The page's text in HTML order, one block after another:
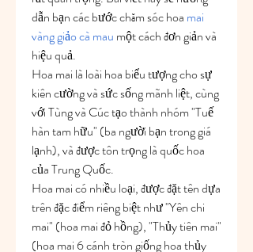
dẫn bạn các bước chăm sóc hoa mai
vàng giảo cà mau một cách đơn giản và
hiệu quả.
Hoa mai là loài hoa biểu tượng cho sự
kiên cường và sức sống mãnh liệt, cùng
với Tùng và Cúc tạo thành nhóm "Tuế
hàn tam hữu" (ba người bạn trong giá
lạnh), và được tôn trọng là quốc hoa
của Trung Quốc.
Hoa mai có nhiều loại, được đặt tên dựa
trên đặc điểm riêng biệt như "Yên chi
mai" (hoa mai đỏ hồng), "Thủy tiên mai"
(hoa mai 6 cánh tròn giống hoa thủy